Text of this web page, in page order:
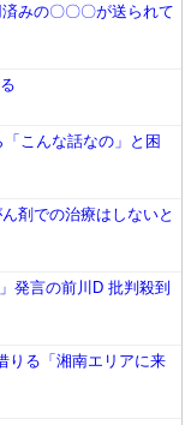
みの〇〇〇が送られて
こんな話なの」と困
剤での治療はしないと
発言の前川D 批判殺到
りる「湘南エリアに来